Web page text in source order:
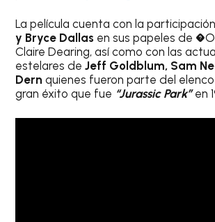
La película cuenta con la
y Bryce Dallas en sus papeles de
Claire Dearing, así como con las
estelares de Jeff Goldblum, Sam
Dernquienes fueron parte del
gran éxito que fue “Jurassic Park”en